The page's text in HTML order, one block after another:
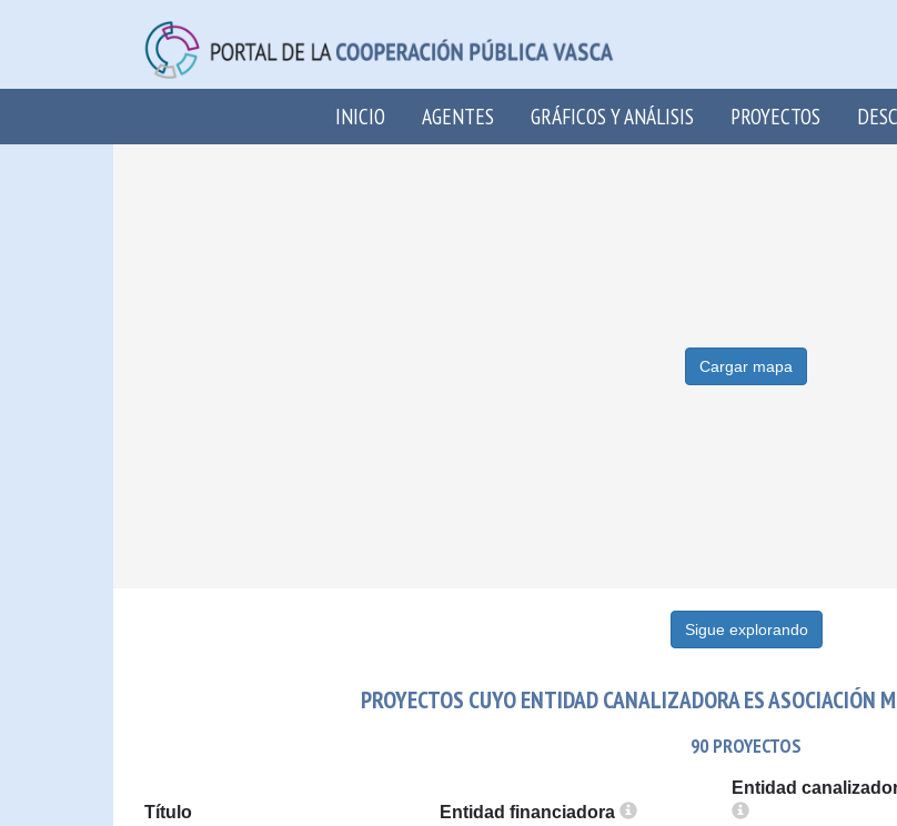
INICIO AGENTES GRÁFICOS Y ANÁLISIS PROYECTOS
Cargar mapa
Sigue explorando
PROYECTOS CUYO ENTIDAD CANALIZADORA ES ASOCIACIÓN
90 PROYECTOS
Título Entidad financiadora
Entidad